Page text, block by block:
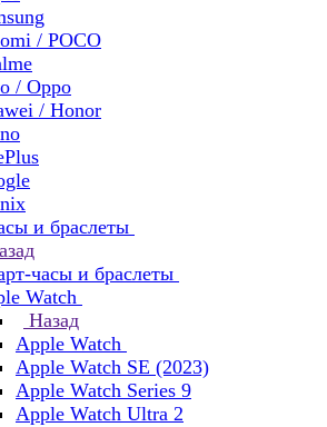
/ POCO
/ Oppo
/ Honor
и браслеты
часы и браслеты
Watch
Назад
Apple Watch
Apple Watch SE (2023)
Apple Watch Series 9
Apple Watch Ultra 2